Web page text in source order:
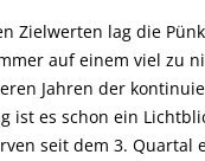
Zielwerten lag die
auf einem viel zu
Jahren der
ist es schon ein
seit dem 3. Quartal